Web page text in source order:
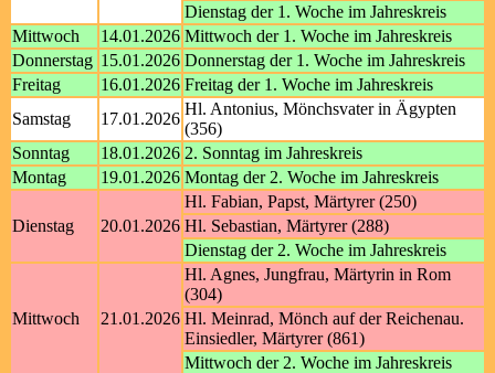
Dienstag der 1. Woche im Jahreskreis
Mittwoch
14.01.2026 Mittwoch der 1. Woche im Jahreskreis
Donnerstag 15.01.2026 Donnerstag der 1. Woche im Jahreskreis
Freitag
16.01.2026 Freitag der 1. Woche im Jahreskreis
Samstag
17.01.2026
Hl. Antonius, Mönchsvater in Ägypten
(356)
Sonntag
18.01.2026 2. Sonntag im Jahreskreis
Montag
19.01.2026 Montag der 2. Woche im Jahreskreis
Dienstag 20.01.2026
Hl. Fabian, Papst, Märtyrer (250)
Hl. Sebastian, Märtyrer (288)
Dienstag der 2. Woche im Jahreskreis
Mittwoch 21.01.2026
Hl. Agnes, Jungfrau, Märtyrin in Rom
(304)
Hl. Meinrad, Mönch auf der Reichenau.
Einsiedler, Märtyrer (861)
Mittwoch der 2. Woche im Jahreskreis